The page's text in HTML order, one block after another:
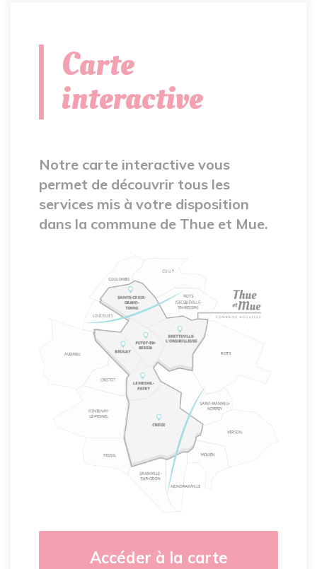
Carte
interactive
Notre carte interactive vous
permet de découvrir tous les
services mis à votre disposition
dans la commune de Thue et Mue.
Accéder à la carte